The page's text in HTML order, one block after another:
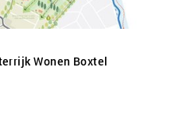
Wonen Boxtel